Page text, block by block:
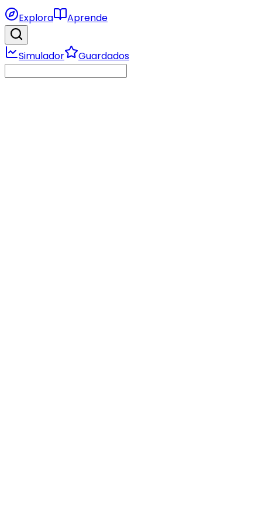
Explora Aprende
Simulador Guardados